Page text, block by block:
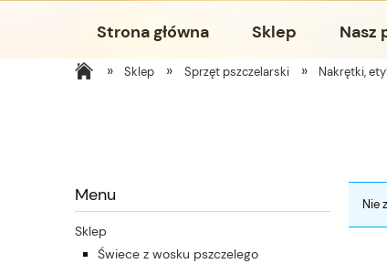
Strona główna Sklep Nasz
» Sklep » Sprzęt pszczelarski » Nakrętki,
Menu
Sklep
Świece z wosku pszczelego
Nie